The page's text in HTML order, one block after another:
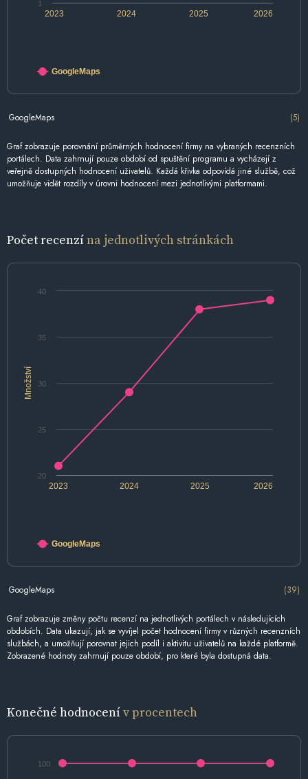
2024 2026
2023 2025
1
GoogleMaps
GoogleMaps (5)
Graf zobrazuje porovnání průměrných hodnocení firmy na vybraných recenzních
portálech. Data zahrnují pouze období od spuštění programu a vycházejí z
veřejně dostupných hodnocení uživatelů. Každá křivka odpovídá jiné službě, což
umožňuje vidět rozdíly v úrovni hodnocení mezi jednotlivými platformami.
Počet recenzína jednotlivých stránkách
Množství
2024 2026
2023 2025
20
25
30
35
40
GoogleMaps
GoogleMaps (39)
Graf zobrazuje změny počtu recenzí na jednotlivých portálech v následujících
obdobích. Data ukazují, jak se vyvíjel počet hodnocení firmy v různých recenzních
službách, a umožňují porovnat jejich podíl i aktivitu uživatelů na každé platformě.
Zobrazené hodnoty zahrnují pouze období, pro které byla dostupná data.
Konečné hodnocenív procentech
100